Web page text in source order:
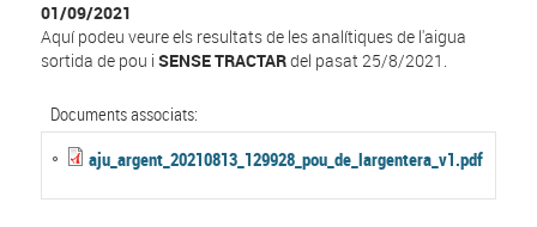
01/09/2021
Aquí podeu veure els resultats de les analítiques de l'aigua
sortida de pou iSENSE TRACTARdel pasat 25/8/2021.
Documents associats:
aju_argent_20210813_129928_pou_de_largentera_v1.pdf